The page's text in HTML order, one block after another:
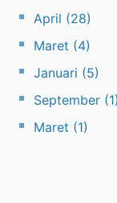
April (28)
Maret (4)
Januari (5)
September (1)
Maret (1)